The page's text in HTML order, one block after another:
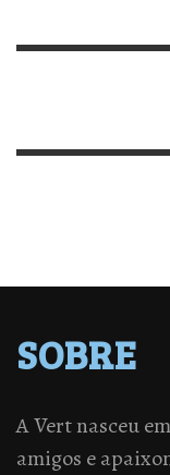
SOBRE
A Vert nasceu
amigos e